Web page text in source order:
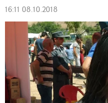
16:11 08.10.2018